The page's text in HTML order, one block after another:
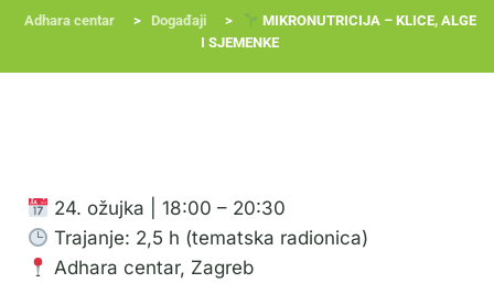
Adhara centar > Događaji >
MIKRONUTRICIJA – KLICE, ALGE
I SJEMENKE
24. ožujka | 18:00 – 20:30
Trajanje: 2,5 h (tematska radionica)
Adhara centar, Zagreb